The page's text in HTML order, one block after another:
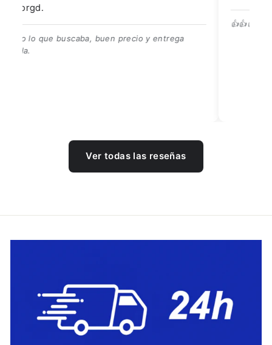
👍👍👍👌
Ver todas las reseñas